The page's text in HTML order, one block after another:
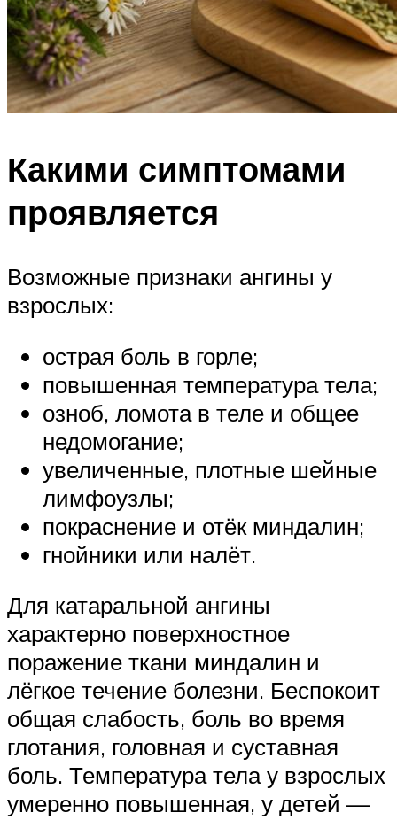
Какими симптомами
проявляется
Возможные признаки ангины у
взрослых:
острая боль в горле;
повышенная температура тела;
озноб, ломота в теле и общее
недомогание;
увеличенные, плотные шейные
лимфоузлы;
покраснение и отёк миндалин;
гнойники или налёт.
Для катаральной ангины
характерно поверхностное
поражение ткани миндалин и
лёгкое течение болезни. Беспокоит
общая слабость, боль во время
глотания, головная и суставная
боль. Температура тела у взрослых
умеренно повышенная, у детей —